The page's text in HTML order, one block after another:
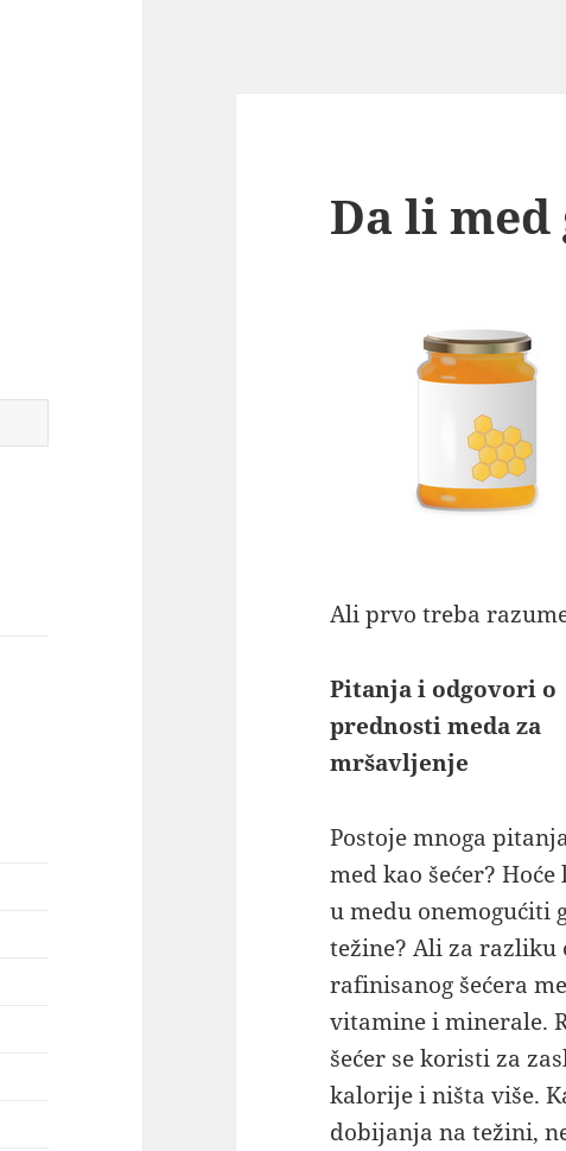
Da li med
Ali prvo treba
Pitanja i odgovori o
prednosti meda za
mršavljenje
Postoje mnoga
med kao šećer?
u medu onemogućiti
težine? Ali za razliku
rafinisanog šećera
vitamine i minerale.
šećer se koristi za
kalorije i ništa više.
dobijanja na težini,